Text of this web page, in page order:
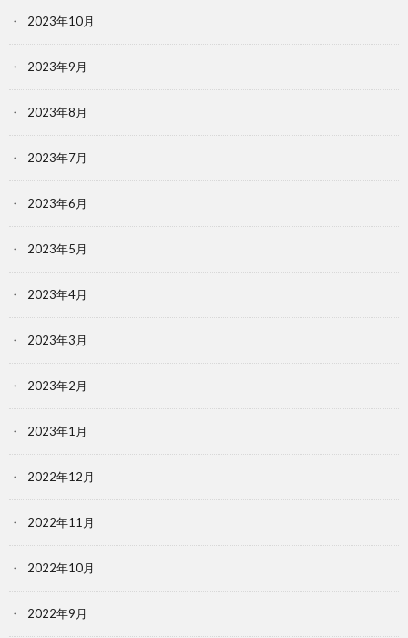
2023年10月
2023年9月
2023年8月
2023年7月
2023年6月
2023年5月
2023年4月
2023年3月
2023年2月
2023年1月
2022年12月
2022年11月
2022年10月
2022年9月